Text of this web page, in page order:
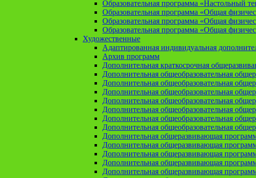
Образовательная программа «Настольный
Образовательная программа «Общая
Образовательная программа «Общая
Образовательная программа «Общая
Художественные
Адаптированная индивидуальная
Архив программ
Дополнительная краткосрочная
Дополнительная общеобразовательная
Дополнительная общеобразовательная
Дополнительная общеобразовательная
Дополнительная общеобразовательная
Дополнительная общеобразовательная
Дополнительная общеобразовательная
Дополнительная общеобразовательная
Дополнительная общеразвивающая
Дополнительная общеразвивающая
Дополнительная общеразвивающая
Дополнительная общеразвивающая
Дополнительная общеразвивающая